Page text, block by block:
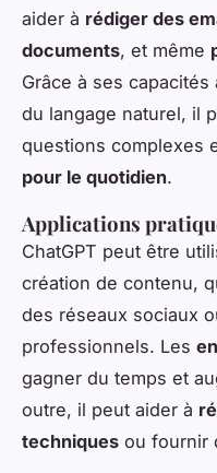
aider à rédiger des
documents, et même
Grâce à ses
du langage naturel, il
questions complexes
pour le quotidien.
Applications
ChatGPT peut être
création de contenu,
des réseaux sociaux
professionnels. Les
gagner du temps et
outre, il peut aider à
techniques ou fournir